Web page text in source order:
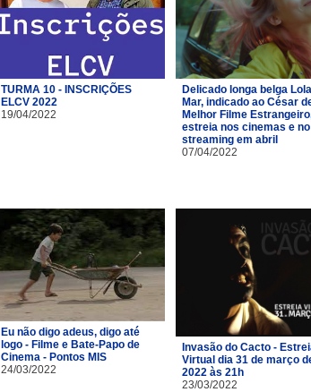
TURMA 10 - INSCRIÇÕES
ELCV 2022
19/04/2022
Delicado longa belga
Mar, indicado ao César
Melhor Filme
estreia nos cinemas e no
streaming em abril
07/04/2022
Eu não digo adeus, digo até
logo - Filme e Bate-Papo de
Cinema - Pontos MIS
24/03/2022
Invasão do Cacto -
Virtual dia 31 de março
2022 às 21h
23/03/2022